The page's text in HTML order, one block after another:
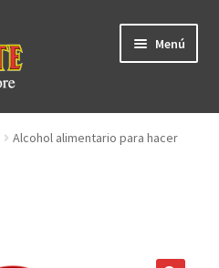
Menú
Alcohol alimentario para hacer